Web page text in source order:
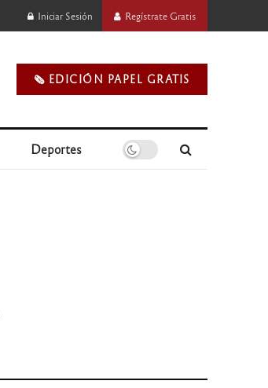
Iniciar Sesión Regístrate Gratis
🗞️ EDICIÓN PAPEL GRATIS
Deportes